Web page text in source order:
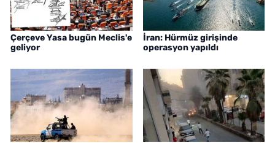
Çerçeve Yasa bugün Meclis'e
geliyor
İran: Hürmüz girişinde
operasyon yapıldı